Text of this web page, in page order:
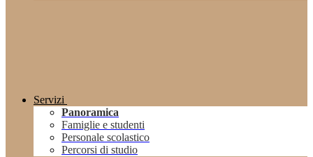
Servizi
Panoramica
Famiglie e studenti
Personale scolastico
Percorsi di studio